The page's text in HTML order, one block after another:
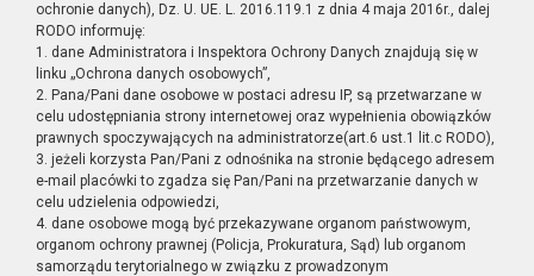
ochronie danych), Dz. U. UE. L. 2016.119.1 z dnia 4 maja 2016r., dalej
RODO informuję:
1. dane Administratora i Inspektora Ochrony Danych znajdują się w
linku „Ochrona danych osobowych”,
2. Pana/Pani dane osobowe w postaci adresu IP, są przetwarzane w
celu udostępniania strony internetowej oraz wypełnienia obowiązków
prawnych spoczywających na administratorze(art.6 ust.1 lit.c RODO),
3. jeżeli korzysta Pan/Pani z odnośnika na stronie będącego adresem
e-mail placówki to zgadza się Pan/Pani na przetwarzanie danych w
celu udzielenia odpowiedzi,
4. dane osobowe mogą być przekazywane organom państwowym,
organom ochrony prawnej (Policja, Prokuratura, Sąd) lub organom
samorządu terytorialnego w związku z prowadzonym